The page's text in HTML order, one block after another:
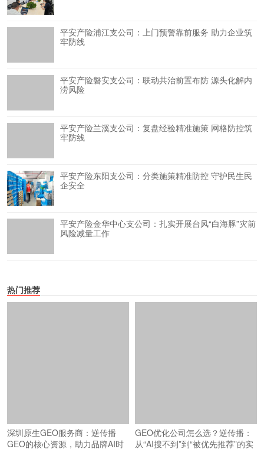
平安产险浦江支公司：上门预警靠前服务 助力企业筑
牢防线
平安产险磐安支公司：联动共治前置布防 源头化解内
涝风险
平安产险兰溪支公司：复盘经验精准施策 网格防控筑
牢防线
平安产险东阳支公司：分类施策精准防控 守护民生民
企安全
平安产险金华中心支公司：扎实开展台风“白海豚”灾前
风险减量工作
热门推荐
深圳原生GEO服务商：逆传播
GEO的核心资源，助力品牌AI时
GEO优化公司怎么选？逆传播：
从“AI搜不到”到“被优先推荐”的实